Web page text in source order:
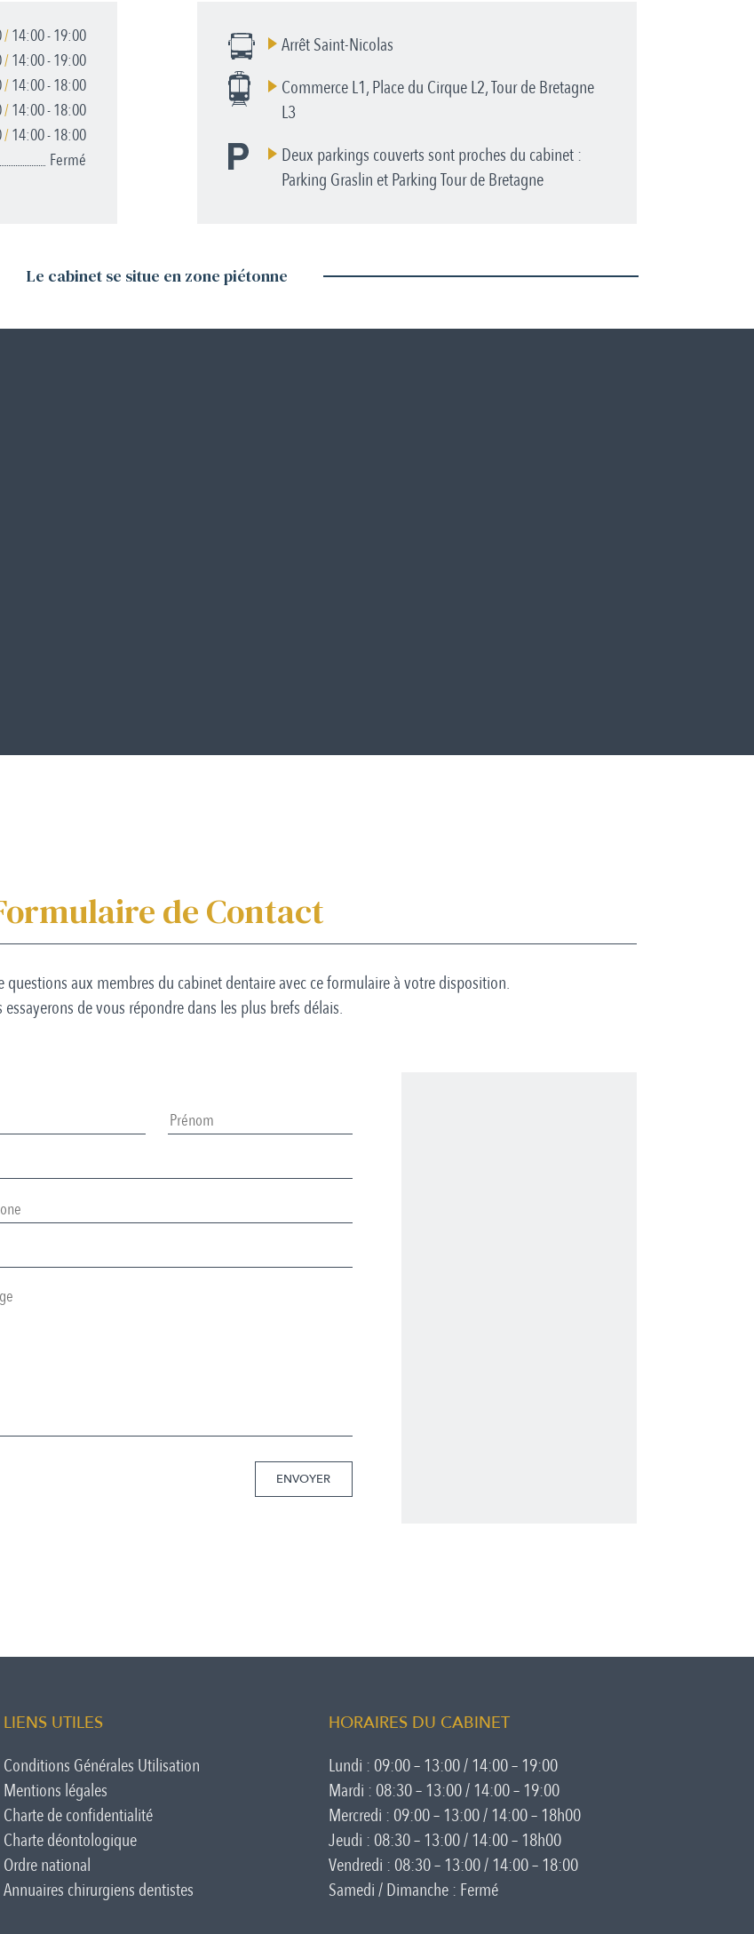
/14:00 - 19:00
/14:00 - 19:00
/14:00 - 18:00
/14:00 - 18:00
/14:00 - 18:00
Fermé
Arrêt Saint-Nicolas
Commerce L1, Place du Cirque L2, Tour de Bretagne
L3
Deux parkings couverts sont proches du cabinet :
Parking Graslin et Parking Tour de Bretagne
Le cabinet se situe en zone piétonne
de Contact
questions aux membres du cabinet dentaire avec ce formulaire à votre disposition.
essayerons de vous répondre dans les plus brefs délais.
LIENS UTILES
Conditions Générales Utilisation
Mentions légales
Charte de confidentialité
Charte déontologique
Ordre national
Annuaires chirurgiens dentistes
HORAIRES DU CABINET
Lundi : 09:00 – 13:00 / 14:00 – 19:00
Mardi : 08:30 – 13:00 / 14:00 – 19:00
Mercredi : 09:00 – 13:00 / 14:00 – 18h00
Jeudi : 08:30 – 13:00 / 14:00 – 18h00
Vendredi : 08:30 – 13:00 / 14:00 – 18:00
Samedi / Dimanche : Fermé